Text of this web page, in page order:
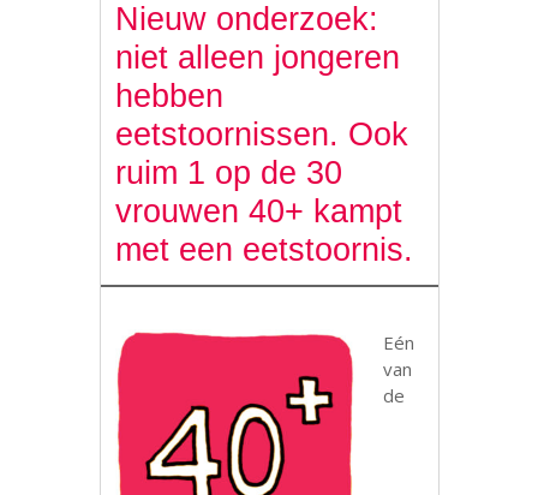
Nieuw onderzoek:
niet alleen jongeren
hebben
eetstoornissen. Ook
ruim 1 op de 30
vrouwen 40+ kampt
met een eetstoornis.
Eén
van
de